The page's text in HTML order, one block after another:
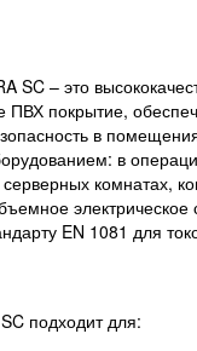
SC – это
ПВХ покрытие,
в
в
комнатах,
электрическое
EN 1081 для
подходит для: